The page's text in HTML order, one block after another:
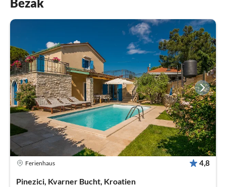
Ferienhaus 4,8
Pinezici, Kvarner Bucht, Kroatien